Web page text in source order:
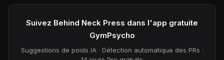
Suivez Behind Neck Press dans l'app gratuite
GymPsycho
Suggestions de poids IA · Détection automatique des PRs ·